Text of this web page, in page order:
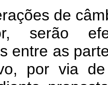
de
serão
entre as
por via